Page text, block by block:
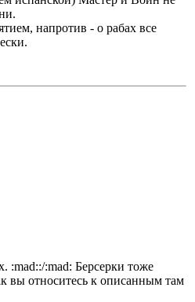
напротив - о рабах все
:mad::/:mad: Берсерки тоже
вы относитесь к описанным там